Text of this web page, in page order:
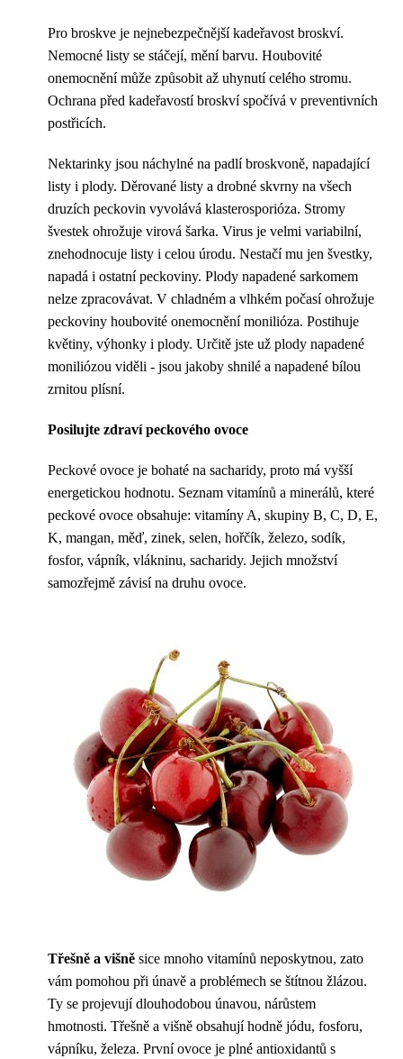
Pro broskve je nejnebezpečnější kadeřavost broskví.
Nemocné listy se stáčejí, mění barvu. Houbovité
onemocnění může způsobit až uhynutí celého stromu.
Ochrana před kadeřavostí broskví spočívá v preventivních
postřicích.
Nektarinky jsou náchylné na padlí broskvoně, napadající
listy i plody. Děrované listy a drobné skvrny na všech
druzích peckovin vyvolává klasterosporióza. Stromy
švestek ohrožuje virová šarka. Virus je velmi variabilní,
znehodnocuje listy i celou úrodu. Nestačí mu jen švestky,
napadá i ostatní peckoviny. Plody napadené sarkomem
nelze zpracovávat. V chladném a vlhkém počasí ohrožuje
peckoviny houbovité onemocnění monilióza. Postihuje
květiny, výhonky i plody. Určitě jste už plody napadené
moniliózou viděli - jsou jakoby shnilé a napadené bílou
zrnitou plísní.
Posilujte zdraví peckového ovoce
Peckové ovoce je bohaté na sacharidy, proto má vyšší
energetickou hodnotu. Seznam vitamínů a minerálů, které
peckové ovoce obsahuje: vitamíny A, skupiny B, C, D, E,
K, mangan, měď, zinek, selen, hořčík, železo, sodík,
fosfor, vápník, vlákninu, sacharidy. Jejich množství
samozřejmě závisí na druhu ovoce.
Třešně a višně sice mnoho vitamínů neposkytnou, zato
vám pomohou při únavě a problémech se štítnou žlázou.
Ty se projevují dlouhodobou únavou, nárůstem
hmotnosti. Třešně a višně obsahují hodně jódu, fosforu,
vápníku, železa. První ovoce je plné antioxidantů s